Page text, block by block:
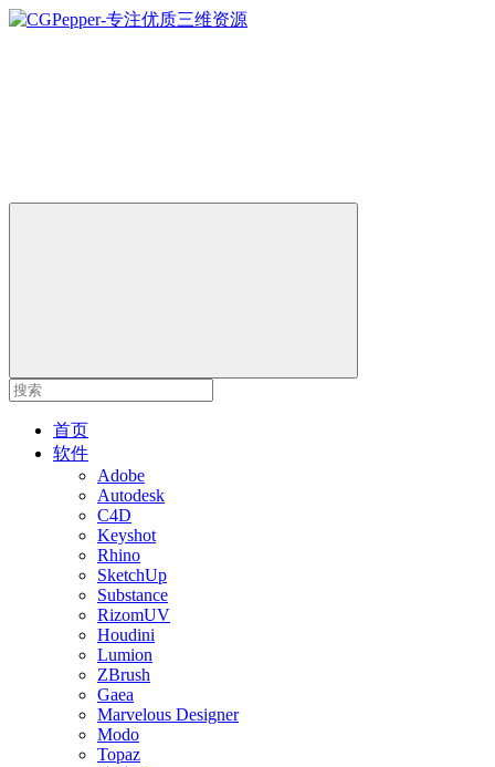
首页
软件
Adobe
Autodesk
C4D
Keyshot
Rhino
SketchUp
Substance
RizomUV
Houdini
Lumion
ZBrush
Gaea
Marvelous Designer
Modo
Topaz